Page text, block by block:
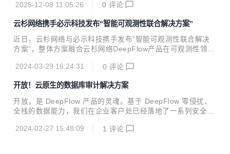
础设施可观测解决方案”，荣获大会颁发的“最佳联合解决方案
也标志着在 AI 算力爆发式增长背景下，可观测性正成为支撑
大模型稳定运行与高效调优的关键核心。 在 LLM 大模型训练
与推理的全流程中，企业常面临 GPU 利用率低下、训练任务
夯住、请求响应延迟高等典型性能瓶颈。尤其在异构环境下数
据难以关联分析，导致问题定位困难、调优效率低下，严重影
2025-12-08 11:05:26 0 评论
云杉网络携手必示科技发布“智能可观测性联合解决方案”
近日，云杉网络与必示科技携手发布“智能可观测性联合解决
方案”，整体方案融合云杉网络DeepFlow产品在可观测性领
淀，完整实现IT系统高质量、高性能、全栈的可观测数据采
能化运维能力，大幅度降低复杂云原生系统运维技术难度，有
效消除云原生发展演进的运维阻碍。 随着各行业数字化转型的
迫切需求，IT应用系统云原生演进发展迅速，并直接带来了IT
原生重构后的系统可靠性保障能力减弱，运行风险骤增。IT运
2024-03-29 16:24:31 0 评论
开放！云原生的数据库审计解决方案
开放，是 DeepFlow 产品的灵魂。基于 DeepFlow 零侵扰、
全栈的数据能力，我们在企业客户处已经落地了一系列安全分
pFlow 企业版构建的数据库审计云原生解决方案，以及在 6.4
2024-02-27 15:48:09 1 评论